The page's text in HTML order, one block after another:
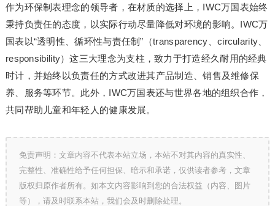
作为环保制表理念的领导者，在材质的选择上，IWC万国表始终
秉持负责任的态度，以实际行动尽量降低对环境的影响。IWC万
国表以“透明性、循环性与责任制”（transparency、circularity、
responsibility）这三大理念为支柱，致力于打造经久耐用的经典
时计，并始终以负责任的方式改进其产品制造、销售及维修保
养、服务等环节。此外，IWC万国表还与世界各地的组织合作，
共同帮助儿童和年轻人的健康发展。
免责声明：文章内容不代表本站立场，本站不对其内容的真实性、
完整性、准确性给予任何担保、暗示和承诺，仅供读者参考，文章
版权归原作者所有。如本文内容影响到您的合法权益（内容、图片
等），请及时联系本站，我们会及时删除处理。